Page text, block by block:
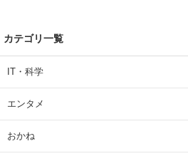
カテゴリ一覧
IT・科学
エンタメ
おかね